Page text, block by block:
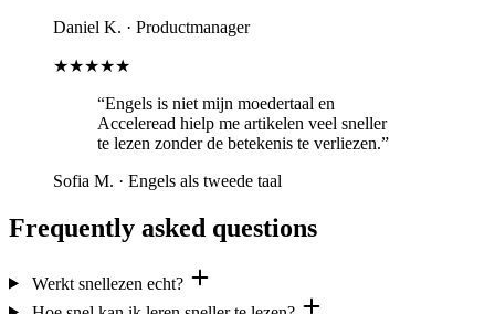
Daniel K. · Productmanager
★★★★★
“Engels is niet mijn moedertaal en
Acceleread hielp me artikelen veel sneller
te lezen zonder de betekenis te verliezen.”
Sofia M. · Engels als tweede taal
Frequently asked questions
Werkt snellezen echt?